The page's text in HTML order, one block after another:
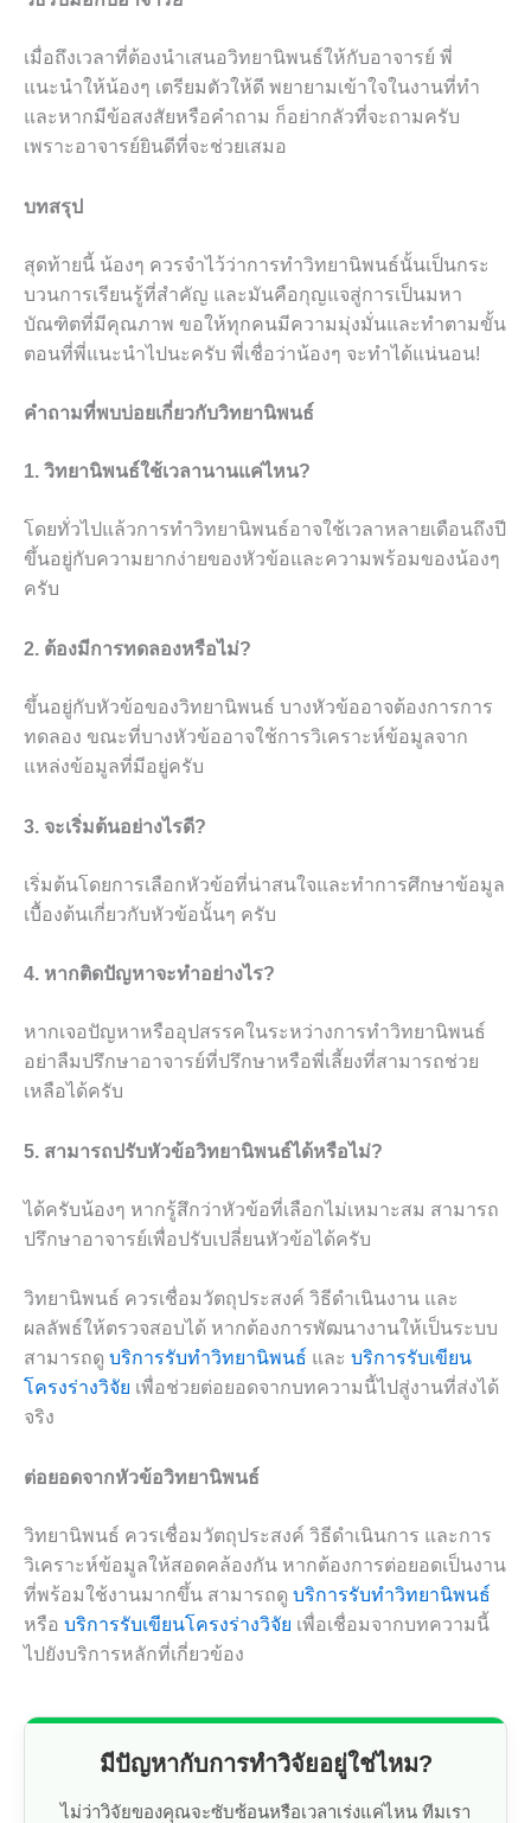
เมื่อถึงเวลาที่ต้องนำเสนอวิทยานิพนธ์ให้กับอาจารย์ พี่
แนะนำให้น้องๆ เตรียมตัวให้ดี พยายามเข้าใจในงานที่ทำ
และหากมีข้อสงสัยหรือคำถาม ก็อย่ากลัวที่จะถามครับ
เพราะอาจารย์ยินดีที่จะช่วยเสมอ
บทสรุป
สุดท้ายนี้ น้องๆ ควรจำไว้ว่าการทำวิทยานิพนธ์นั้นเป็นกระ
บวนการเรียนรู้ที่สำคัญ และมันคือกุญแจสู่การเป็นมหา
บัณฑิตที่มีคุณภาพ ขอให้ทุกคนมีความมุ่งมั่นและทำตามขั้น
ตอนที่พี่แนะนำไปนะครับ พี่เชื่อว่าน้องๆ จะทำได้แน่นอน!
คำถามที่พบบ่อยเกี่ยวกับวิทยานิพนธ์
1. วิทยานิพนธ์ใช้เวลานานแค่ไหน?
โดยทั่วไปแล้วการทำวิทยานิพนธ์อาจใช้เวลาหลายเดือนถึงปี
ขึ้นอยู่กับความยากง่ายของหัวข้อและความพร้อมของน้องๆ
ครับ
2. ต้องมีการทดลองหรือไม่?
ขึ้นอยู่กับหัวข้อของวิทยานิพนธ์ บางหัวข้ออาจต้องการการ
ทดลอง ขณะที่บางหัวข้ออาจใช้การวิเคราะห์ข้อมูลจาก
แหล่งข้อมูลที่มีอยู่ครับ
3. จะเริ่มต้นอย่างไรดี?
เริ่มต้นโดยการเลือกหัวข้อที่น่าสนใจและทำการศึกษาข้อมูล
เบื้องต้นเกี่ยวกับหัวข้อนั้นๆ ครับ
4. หากติดปัญหาจะทำอย่างไร?
หากเจอปัญหาหรืออุปสรรคในระหว่างการทำวิทยานิพนธ์
อย่าลืมปรึกษาอาจารย์ที่ปรึกษาหรือพี่เลี้ยงที่สามารถช่วย
เหลือได้ครับ
5. สามารถปรับหัวข้อวิทยานิพนธ์ได้หรือไม่?
ได้ครับน้องๆ หากรู้สึกว่าหัวข้อที่เลือกไม่เหมาะสม สามารถ
ปรึกษาอาจารย์เพื่อปรับเปลี่ยนหัวข้อได้ครับ
วิทยานิพนธ์ ควรเชื่อมวัตถุประสงค์ วิธีดำเนินงาน และ
ผลลัพธ์ให้ตรวจสอบได้ หากต้องการพัฒนางานให้เป็นระบบ
สามารถดู บริการรับทำวิทยานิพนธ์ และ บริการรับเขียน
โครงร่างวิจัย เพื่อช่วยต่อยอดจากบทความนี้ไปสู่งานที่ส่งได้
จริง
ต่อยอดจากหัวข้อวิทยานิพนธ์
วิทยานิพนธ์ ควรเชื่อมวัตถุประสงค์ วิธีดำเนินการ และการ
วิเคราะห์ข้อมูลให้สอดคล้องกัน หากต้องการต่อยอดเป็นงาน
ที่พร้อมใช้งานมากขึ้น สามารถดู บริการรับทำวิทยานิพนธ์
หรือ บริการรับเขียนโครงร่างวิจัย เพื่อเชื่อมจากบทความนี้
ไปยังบริการหลักที่เกี่ยวข้อง
มีปัญหากับการทำวิจัยอยู่ใช่ไหม?
ไม่ว่าวิจัยของคุณจะซับซ้อนหรือเวลาเร่งแค่ไหน ทีมเรา